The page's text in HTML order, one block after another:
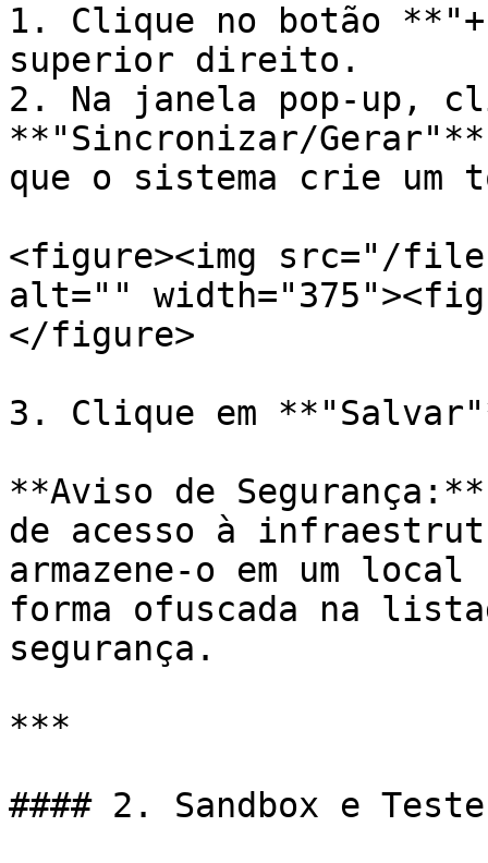
1. Clique no botão
superior direito.
2. Na janela pop-up,
**"Sincronizar/
que o sistema crie um
<figure><img src="/files/
alt=""
</figure>
3. Clique em
**Aviso de
de acesso à
armazene-o em um
forma ofuscada na
segurança.
***
#### 2. Sandbox e